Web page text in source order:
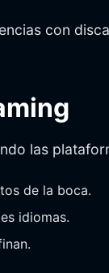
con
las
de la boca.
idiomas.